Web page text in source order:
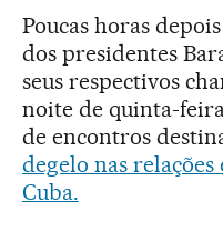
Poucas horas
dos presidentes
seus respectivos
noite de quinta-
de encontros
degelo nas
Cuba.